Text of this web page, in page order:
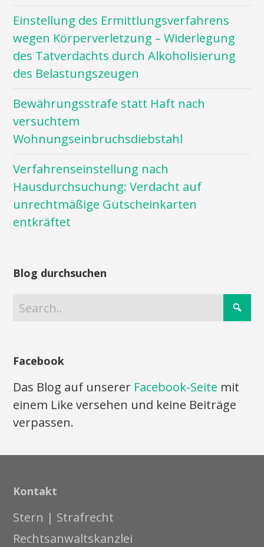
Einstellung des Ermittlungsverfahrens
wegen Körperverletzung – Widerlegung
des Tatverdachts durch Alkoholisierung
des Belastungszeugen
Bewährungsstrafe statt Haft nach
versuchtem
Wohnungseinbruchsdiebstahl
Verfahrenseinstellung nach
Hausdurchsuchung: Verdacht auf
unrechtmäßige Gutscheinkarten
entkräftet
Blog durchsuchen
Facebook
Das Blog auf unserer Facebook-Seite mit
einem Like versehen und keine Beiträge
verpassen.
Kontakt
Stern | Strafrecht
Rechtsanwaltskanzlei